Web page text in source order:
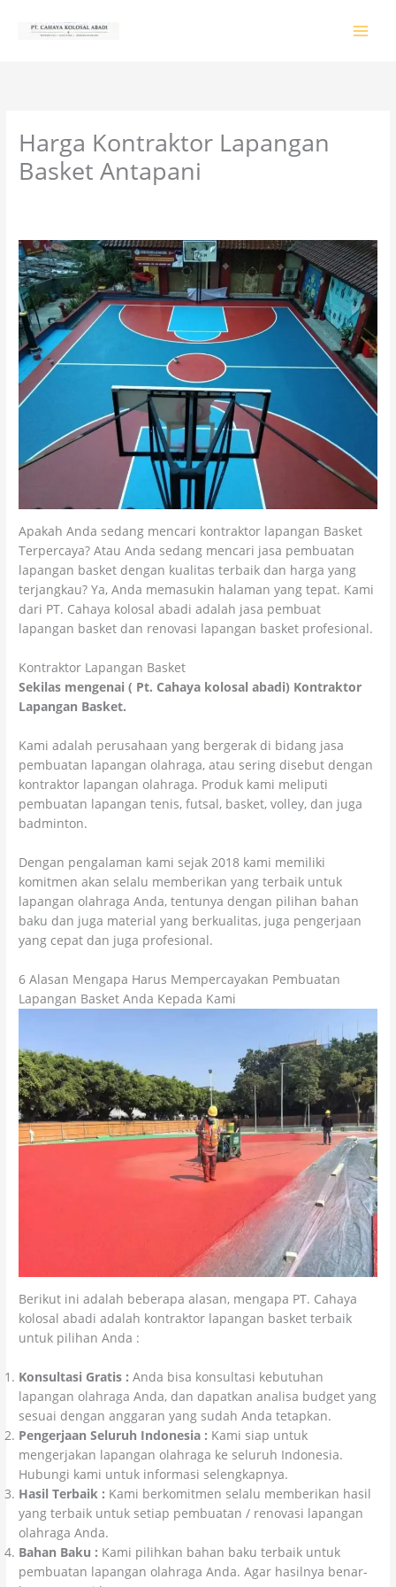
Harga Kontraktor Lapangan
Basket Antapani
Apakah Anda sedang mencari kontraktor lapangan Basket
Terpercaya? Atau Anda sedang mencari jasa pembuatan
lapangan basket dengan kualitas terbaik dan harga yang
terjangkau? Ya, Anda memasukin halaman yang tepat. Kami
dari PT. Cahaya kolosal abadi adalah jasa pembuat
lapangan basket dan renovasi lapangan basket profesional.
Kontraktor Lapangan Basket
Sekilas mengenai ( Pt. Cahaya kolosal abadi) Kontraktor
Lapangan Basket.
Kami adalah perusahaan yang bergerak di bidang jasa
pembuatan lapangan olahraga, atau sering disebut dengan
kontraktor lapangan olahraga. Produk kami meliputi
pembuatan lapangan tenis, futsal, basket, volley, dan juga
badminton.
Dengan pengalaman kami sejak 2018 kami memiliki
komitmen akan selalu memberikan yang terbaik untuk
lapangan olahraga Anda, tentunya dengan pilihan bahan
baku dan juga material yang berkualitas, juga pengerjaan
yang cepat dan juga profesional.
6 Alasan Mengapa Harus Mempercayakan Pembuatan
Lapangan Basket Anda Kepada Kami
Berikut ini adalah beberapa alasan, mengapa PT. Cahaya
kolosal abadi adalah kontraktor lapangan basket terbaik
untuk pilihan Anda :
Konsultasi Gratis : Anda bisa konsultasi kebutuhan
lapangan olahraga Anda, dan dapatkan analisa budget yang
sesuai dengan anggaran yang sudah Anda tetapkan.
Pengerjaan Seluruh Indonesia : Kami siap untuk
mengerjakan lapangan olahraga ke seluruh Indonesia.
Hubungi kami untuk informasi selengkapnya.
Hasil Terbaik : Kami berkomitmen selalu memberikan hasil
yang terbaik untuk setiap pembuatan / renovasi lapangan
olahraga Anda.
Bahan Baku : Kami pilihkan bahan baku terbaik untuk
pembuatan lapangan olahraga Anda. Agar hasilnya benar-